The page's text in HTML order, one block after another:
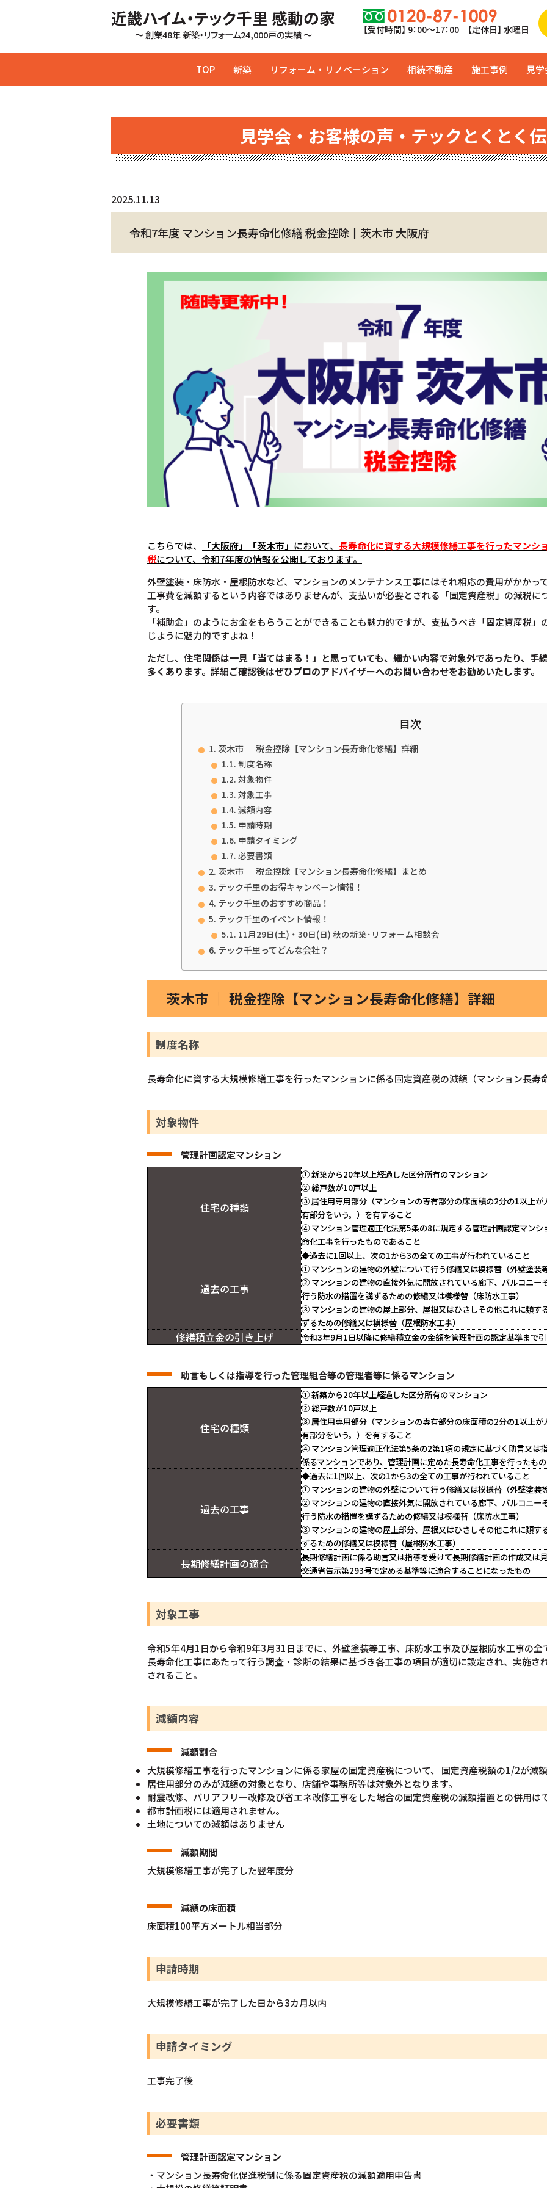
近畿ハイム・テック千里 感動の家
～ 創業48年 新築・リフォーム24,000戸の実績 ～ 【受付時間】 9：00〜17：00 【定休日】 水曜日
TOP 新築 リフォーム・リノベーション 相続不動産 施工事例 見
見学会・お客様の声・テックとくとく
2025.11.13
令和7年度 マンション長寿命化修繕 税金控除┃茨木市 大阪府
こちらでは、
「大阪府」「茨木市」 において、 長寿命化に資する大規模修繕工事を行ったマンシ
税について、令和7年度の情報を公開しております。
外壁塗装・床防水・屋根防水など、マンションのメンテナンス工事にはそれ相応の費用がかかっ
工事費を減額するという内容ではありませんが、支払いが必要とされる「固定資産税」の減税に
す。
「補助金」のようにお金をもらうことができることも魅力的ですが、支払うべき「固定資産税」
じように魅力的ですよね！
ただし、 住宅関係は一見「当てはまる！」と思っていても、 細かい内容で対象外であったり、手
多くあります。 詳細ご確認後はぜひプロのアドバイザーへのお問い合わせをお勧めいたします。
目次
茨木市 ｜ 税金控除【マンション長寿命化修繕】詳細
制度名称
対象物件
対象工事
減額内容
申請時期
申請タイミング
必要書類
茨木市 ｜ 税金控除【マンション長寿命化修繕】まとめ
テック千里のお得キャンペーン情報！
テック千里のおすすめ商品！
テック千里のイベント情報！
11月29日(土)・30日(日) 秋の新築･リフォーム相談会
テック千里ってどんな会社？
茨木市 ｜ 税金控除【マンション長寿命化修繕】詳細
制度名称
長寿命化に資する大規模修繕工事を行ったマンションに係る固定資産税の減額（マンション長寿
対象物件
管理計画認定マンション
住宅の種類
① 新築から20年以上経過した区分所有のマンション
② 総戸数が10戸以上
③ 居住用専用部分（マンションの専有部分の床面積の2分の1以上が
有部分をいう。）を有すること
④ マンション管理適正化法第5条の8に規定する管理計画認定マンシ
命化工事を行ったものであること
過去の工事
◆過去に1回以上、次の1から3の全ての工事が行われていること
① マンションの建物の外壁について行う修繕又は模様替（外壁塗装
② マンションの建物の直接外気に開放されている廊下、バルコニー
行う防水の措置を講ずるための修繕又は模様替（床防水工事）
③ マンションの建物の屋上部分、屋根又はひさしその他これに類す
ずるための修繕又は模様替（屋根防水工事）
修繕積立金の引き上げ 令和3年9月1日以降に修繕積立金の金額を管理計画の認定基準まで
助言もしくは指導を行った管理組合等の管理者等に係るマンション
住宅の種類
① 新築から20年以上経過した区分所有のマンション
② 総戸数が10戸以上
③ 居住用専用部分（マンションの専有部分の床面積の2分の1以上が
有部分をいう。）を有すること
④ マンション管理適正化法第5条の2第1項の規定に基づく助言又は
係るマンションであり、管理計画に定めた長寿命化工事を行ったも
過去の工事
◆過去に1回以上、次の1から3の全ての工事が行われていること
① マンションの建物の外壁について行う修繕又は模様替（外壁塗装
② マンションの建物の直接外気に開放されている廊下、バルコニー
行う防水の措置を講ずるための修繕又は模様替（床防水工事）
③ マンションの建物の屋上部分、屋根又はひさしその他これに類す
ずるための修繕又は模様替（屋根防水工事）
長期修繕計画の適合
長期修繕計画に係る助言又は指導を受けて長期修繕計画の作成又は
交通省告示第293号で定める基準等に適合することになったもの
対象工事
令和5年4月1日から令和9年3月31日までに、外壁塗装等工事、床防水工事及び屋根防水工事の全
長寿命化工事にあたって行う調査・診断の結果に基づき各工事の項目が適切に設定され、実施さ
されること。
減額内容
減額割合
大規模修繕工事を行ったマンションに係る家屋の固定資産税について、 固定資産税額の1/2が減額
居住用部分のみが減額の対象となり、店舗や事務所等は対象外となります。
耐震改修、バリアフリー改修及び省エネ改修工事をした場合の固定資産税の減額措置との併用は
都市計画税には適用されません。
土地についての減額はありません
減額期間
大規模修繕工事が完了した翌年度分
減額の床面積
床面積100平方メートル相当部分
申請時期
大規模修繕工事が完了した日から3カ月以内
申請タイミング
工事完了後
必要書類
管理計画認定マンション
・マンション長寿命化促進税制に係る固定資産税の減額適用申告書